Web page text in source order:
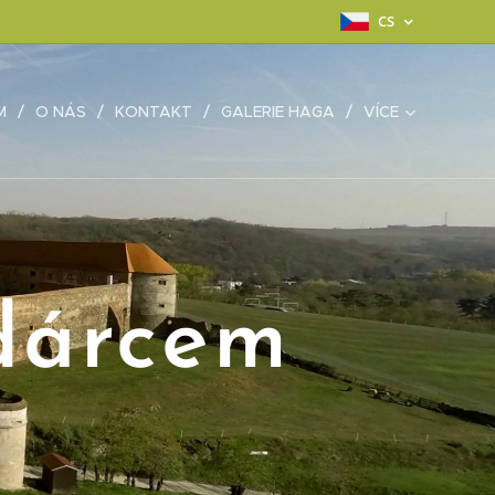
CS
O NÁS KONTAKT GALERIE HAGA VÍCE